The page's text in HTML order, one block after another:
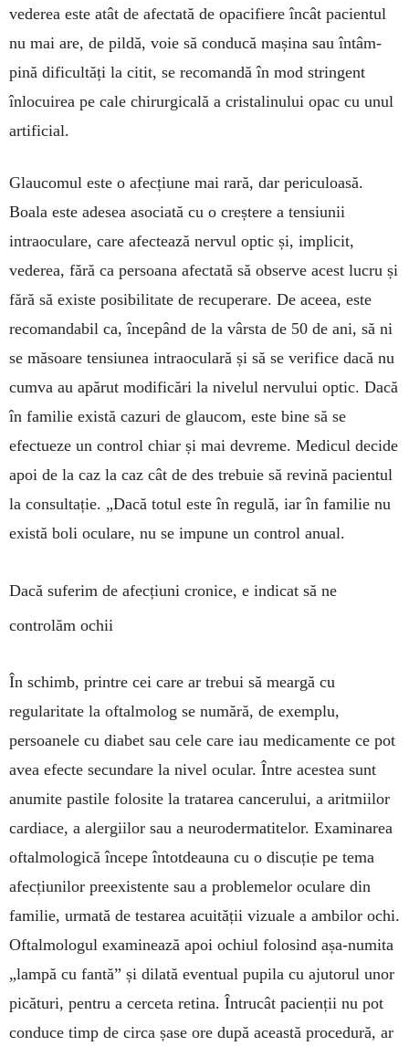
vederea este atât de afectată de opacifiere încât pacientul
nu mai are, de pildă, voie să conducă mașina sau în­tâm­
pină dificultăți la citit, se recomandă în mod stringent
înlocuirea pe cale chirurgicală a cristali­nului opac cu unul
artificial.
Glaucomul este o afecțiune mai rară, dar pe­riculoasă.
Boala este adesea asociată cu o creștere a tensiunii
intraoculare, care afectează nervul optic și, implicit,
vederea, fără ca persoana afec­tată să observe acest lucru și
fără să existe posibi­litate de recuperare. De aceea, este
recomandabil ca, începând de la vârsta de 50 de ani, să ni
se mă­soare tensiunea in­traoculară și să se verifice dacă nu
cumva au apă­rut modifi­cări la nivelul nervului optic. Dacă
în familie există cazuri de glaucom, este bine să se
efectueze un control chiar și mai devreme. Medicul decide
apoi de la caz la caz cât de des trebuie să revină pacientul
la consultație. „Dacă totul este în regulă, iar în familie nu
există boli oculare, nu se impune un control anual.
Dacă suferim de afecțiuni cronice, e indicat să ne
controlăm ochii
În schimb, printre cei care ar trebui să meargă cu
regularitate la oftalmolog se numără, de exemplu,
persoanele cu diabet sau cele care iau medicamente ce pot
avea efecte secundare la ni­vel ocular. Între acestea sunt
anumite pastile fo­losite la tratarea cancerului, a aritmiilor
cardia­ce, a alergiilor sau a neurodermatitelor. Examinarea
oftalmologică începe întotdeauna cu o discuție pe tema
afecțiunilor preexistente sau a problemelor oculare din
familie, urmată de testarea acuității vizuale a ambilor ochi.
Oftal­mologul examinează apoi ochiul folosind așa-numita
„lampă cu fantă” și dilată eventual pupila cu ajutorul unor
picături, pentru a cerceta retina. Întrucât pacienții nu pot
conduce timp de circa șase ore după această procedură, ar